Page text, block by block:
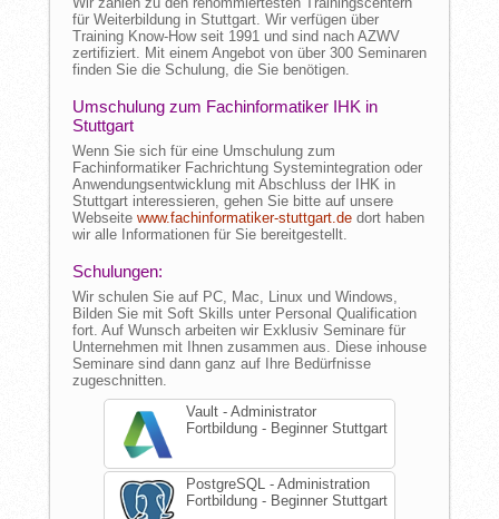
für Weiterbildung in Stuttgart. Wir verfügen über
Training Know-How seit 1991 und sind nach AZWV
zertifiziert. Mit einem Angebot von über 300 Seminaren
finden Sie die Schulung, die Sie benötigen.
Umschulung zum Fachinformatiker IHK in
Stuttgart
Wenn Sie sich für eine Umschulung zum
Fachinformatiker Fachrichtung Systemintegration oder
Anwendungsentwicklung mit Abschluss der IHK in
Stuttgart interessieren, gehen Sie bitte auf unsere
Webseite www.fachinformatiker-stuttgart.dedort haben
wir alle Informationen für Sie bereitgestellt.
Schulungen:
Wir schulen Sie auf PC, Mac, Linux und Windows,
Bilden Sie mit Soft Skills unter Personal Qualification
fort. Auf Wunsch arbeiten wir Exklusiv Seminare für
Unternehmen mit Ihnen zusammen aus. Diese inhouse
Seminare sind dann ganz auf Ihre Bedürfnisse
zugeschnitten.
Vault - Administrator
Fortbildung - Beginner Stuttgart
PostgreSQL - Administration
Fortbildung - Beginner Stuttgart